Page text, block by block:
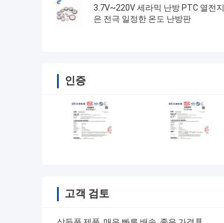
3.7V~220V 세라믹 난방 PTC 열전지
은 전극 일정한 온도 난방판
인증
고객 검토